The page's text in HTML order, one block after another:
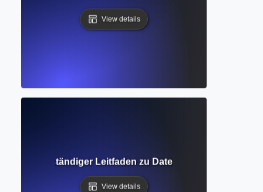
View details
Vollständiger Leitfaden zu Daten, Variablen und
View details